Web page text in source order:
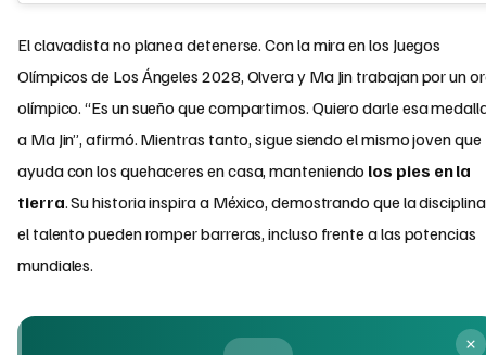
El clavadista no planea detenerse. Con la mira en los Juegos
Olímpicos de Los Ángeles 2028, Olvera y Ma Jin trabajan por un
olímpico. “Es un sueño que compartimos. Quiero darle esa
a Ma Jin”, afirmó. Mientras tanto, sigue siendo el mismo joven que
ayuda con los quehaceres en casa, manteniendo los pies en la
tierra. Su historia inspira a México, demostrando que la
el talento pueden romper barreras, incluso frente a las potencias
mundiales.